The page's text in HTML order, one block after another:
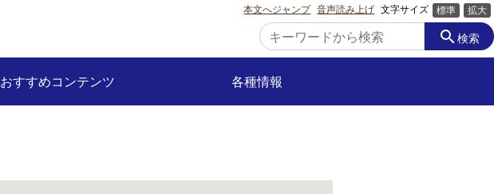
本文へジャンプ 音声読み上げ 文字サイズ 標準 拡大
search検索
おすすめコンテンツ 各種情報